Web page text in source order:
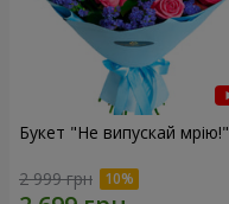
Букет "Не випускай мрію!"
2 999 грн